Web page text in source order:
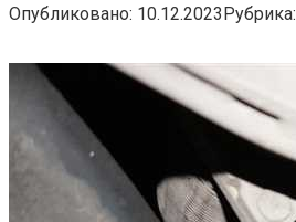
Опубликовано: 10.12.2023Рубрика: